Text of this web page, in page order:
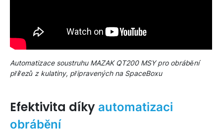
Automatizace soustruhu MAZAK QT200 MSY pro obrábění
přířezů z kulatiny, připravených na SpaceBoxu
Efektivita díky automatizaci
obrábění